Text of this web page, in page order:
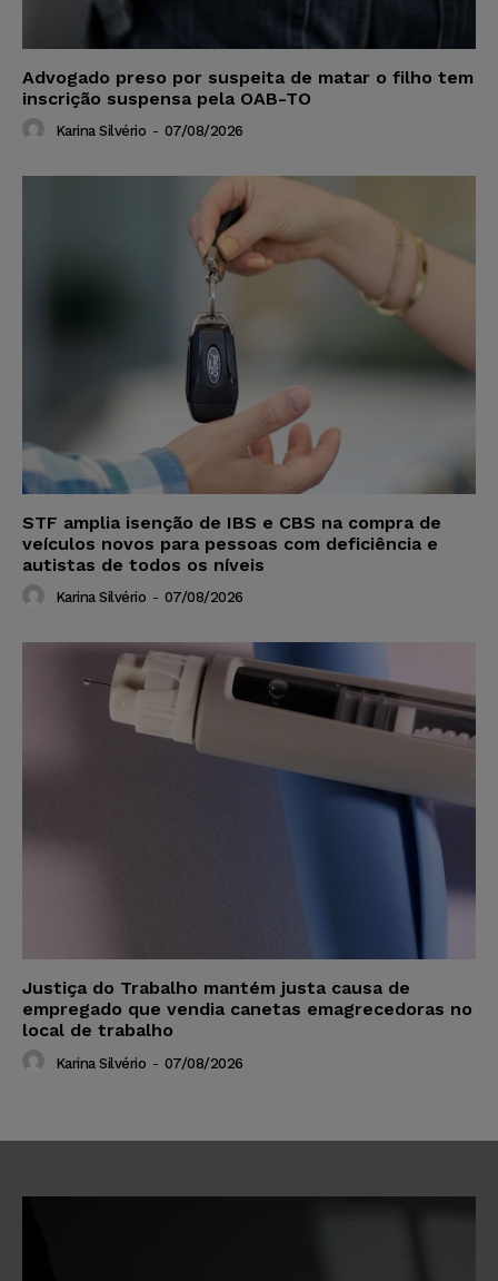
Advogado preso por suspeita de matar o filho tem
inscrição suspensa pela OAB-TO
Karina Silvério - 07/08/2026
STF amplia isenção de IBS e CBS na compra de
veículos novos para pessoas com deficiência e
autistas de todos os níveis
Karina Silvério - 07/08/2026
Justiça do Trabalho mantém justa causa de
empregado que vendia canetas emagrecedoras no
local de trabalho
Karina Silvério - 07/08/2026